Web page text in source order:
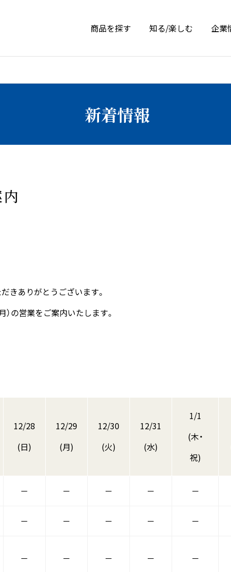
商品を探す 知る/楽しむ 企業
新着情報
きありがとうございます。
）の営業をご案内いたします。
12/28
(日)
12/29
(月)
12/30
(火)
12/31
(水)
1/1
(木・
祝)
－ － － － －
－ － － － －
－ － － － －